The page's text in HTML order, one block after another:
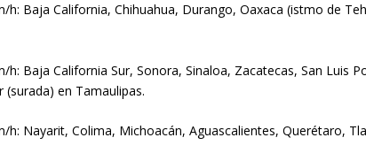
Baja California, Chihuahua, Durango, Oaxaca (istmo de
Baja California Sur, Sonora, Sinaloa, Zacatecas, San Luis
en Tamaulipas.
Nayarit, Colima, Michoacán, Aguascalientes, Querétaro,